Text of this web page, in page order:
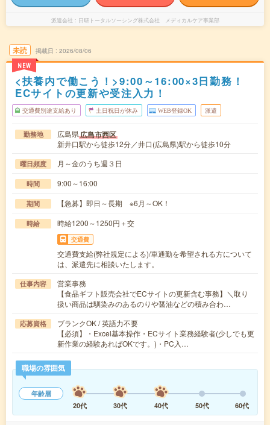
派遣会社 日研トータルソーシング株式会社 メディカルケア事業部
未読
NEW
掲載日 2026/08/06
<扶養内で働こう！>9:00～16:00×3日勤務！
ECサイトの更新や受注入力！
交通費別途支給あり 土日祝日が休み WEB登録OK 派遣
勤務地 広島県広島市西区
新井口駅から徒歩12分／井口(広島県)駅から徒歩10分
曜日頻度 月～金のうち週３日
時間 9:00～16:00
期間 【急募】即日～長期 ※6月～OK！
時給 時給1200～1250円＋交
交通費
交通費支給(弊社規定による)/車通勤を希望される方について
は、派遣先に相談いたします。
仕事内容
営業事務
【食品ギフト販売会社でECサイトの更新含む事務】＼取り
扱い商品は馴染みのあるのりや醤油などの積み合わ…
応募資格
ブランクOK / 英語力不要
【必須】・Excel基本操作・ECサイト業務経験者(少しでも更
新作業の経験あればOKです。)・PC入…
職場の雰囲気
年齢層
20代
30代 40代 50代 60代